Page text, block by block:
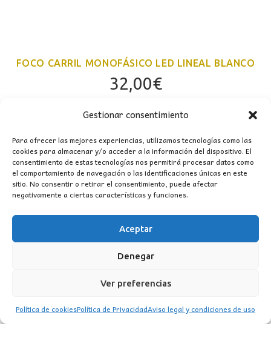
Gestionar consentimiento
Para ofrecer las mejores experiencias, utilizamos tecnologías como las
cookies para almacenar y/o acceder a la información del dispositivo. El
consentimiento de estas tecnologías nos permitirá procesar datos como
el comportamiento de navegación o las identificaciones únicas en este
sitio. No consentir o retirar el consentimiento, puede afectar
negativamente a ciertas características y funciones.
Aceptar
Denegar
Ver preferencias
Política de cookiesPolítica de PrivacidadAviso legal y condiciones de uso
FOCO CARRIL MONOFÁSICO LED LINEAL BLANCO
32,00€
WhatsApp
TikTok
Instagram